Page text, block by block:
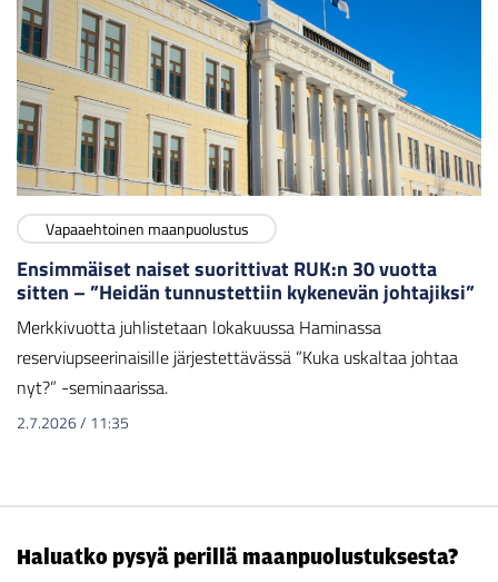
Vapaaehtoinen maanpuolustus
Ensimmäiset naiset suorittivat RUK:n 30 vuotta
sitten – ”Heidän tunnustettiin kykenevän johtajiksi”
Merkkivuotta juhlistetaan lokakuussa Haminassa
reserviupseerinaisille järjestettävässä ”Kuka uskaltaa johtaa
nyt?” -seminaarissa.
2.7.2026/ 11:35
Haluatko pysyä perillä maanpuolustuksesta?